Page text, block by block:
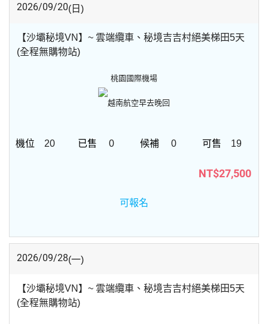
2026/09/20(日)
【沙壩秘境VN】~ 雲端纜車、秘境吉吉村絕美梯田5天
(全程無購物站)
桃園國際機場
越南航空早去晚回
20 0 0 19
NT$27,500
可報名
2026/09/28(一)
【沙壩秘境VN】~ 雲端纜車、秘境吉吉村絕美梯田5天
(全程無購物站)